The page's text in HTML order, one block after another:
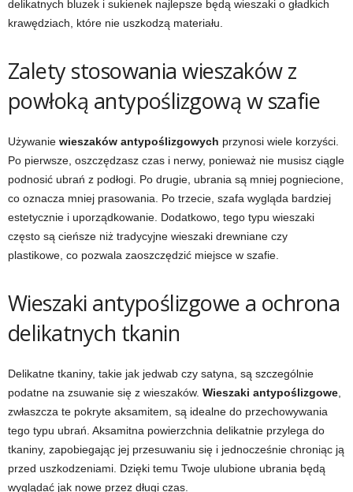
delikatnych bluzek i sukienek najlepsze będą wieszaki o gładkich
krawędziach, które nie uszkodzą materiału.
Zalety stosowania wieszaków z
powłoką antypoślizgową w szafie
Używanie wieszaków antypoślizgowych przynosi wiele korzyści.
Po pierwsze, oszczędzasz czas i nerwy, ponieważ nie musisz ciągle
podnosić ubrań z podłogi. Po drugie, ubrania są mniej pogniecione,
co oznacza mniej prasowania. Po trzecie, szafa wygląda bardziej
estetycznie i uporządkowanie. Dodatkowo, tego typu wieszaki
często są cieńsze niż tradycyjne wieszaki drewniane czy
plastikowe, co pozwala zaoszczędzić miejsce w szafie.
Wieszaki antypoślizgowe a ochrona
delikatnych tkanin
Delikatne tkaniny, takie jak jedwab czy satyna, są szczególnie
podatne na zsuwanie się z wieszaków. Wieszaki antypoślizgowe
zwłaszcza te pokryte aksamitem, są idealne do przechowywania
tego typu ubrań. Aksamitna powierzchnia delikatnie przylega do
tkaniny, zapobiegając jej przesuwaniu się i jednocześnie chroniąc ją
przed uszkodzeniami. Dzięki temu Twoje ulubione ubrania będą
wyglądać jak nowe przez długi czas.